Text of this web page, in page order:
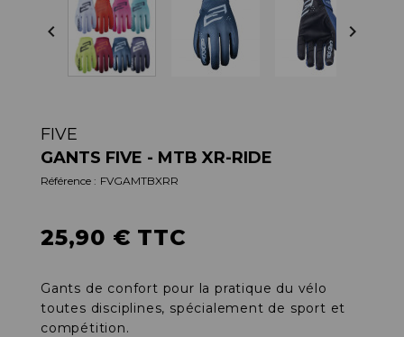
 
FIVE
GANTS FIVE - MTB XR-RIDE
Référence : FVGAMTBXRR
25,90 € TTC
Gants de confort pour la pratique du vélo
toutes disciplines, spécialement de sport et
compétition.